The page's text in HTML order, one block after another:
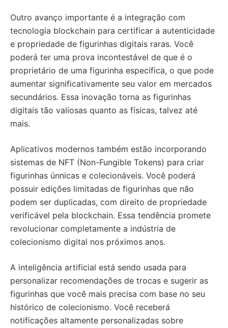
Outro avanço importante é a integração com
tecnologia blockchain para certificar a autenticidade
e propriedade de figurinhas digitais raras. Você
poderá ter uma prova incontestável de que é o
proprietário de uma figurinha específica, o que pode
aumentar significativamente seu valor em mercados
secundários. Essa inovação torna as figurinhas
digitais tão valiosas quanto as físicas, talvez até
mais.
Aplicativos modernos também estão incorporando
sistemas de NFT (Non-Fungible Tokens) para criar
figurinhas únnicas e colecionáveis. Você poderá
possuir edições limitadas de figurinhas que não
podem ser duplicadas, com direito de propriedade
verificável pela blockchain. Essa tendência promete
revolucionar completamente a indústria de
colecionismo digital nos próximos anos.
A inteligência artificial está sendo usada para
personalizar recomendações de trocas e sugerir as
figurinhas que você mais precisa com base no seu
histórico de colecionismo. Você receberá
notificações altamente personalizadas sobre